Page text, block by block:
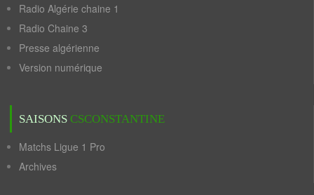
Radio Algérie chaine 1
Radio Chaine 3
Presse algérienne
Version numérique
SAISONS CSCONSTANTINE
Matchs Ligue 1 Pro
Archives